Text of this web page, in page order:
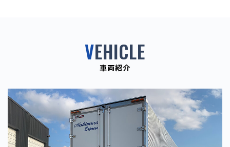
VEHICLE
車両紹介